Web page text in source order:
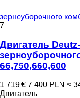
зерноуборочного
7
Двигатель
66,750,660,600
1 719 € 7 400 PLN ≈
Двигатель